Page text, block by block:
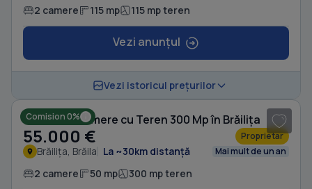
2 camere 115 mp 115 mp teren
Vezi anunțul
Vezi istoricul prețurilor
Comision 0%
Casă cu 2 camere cu Teren 300 Mp în Brăilița
55.000 € Proprietar
Brăilița, Brăila La ~30km distanță Mai mult de un an
2 camere 50 mp 300 mp teren